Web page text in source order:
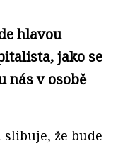
hlavou
jako se
nás v osobě
slibuje, že bude